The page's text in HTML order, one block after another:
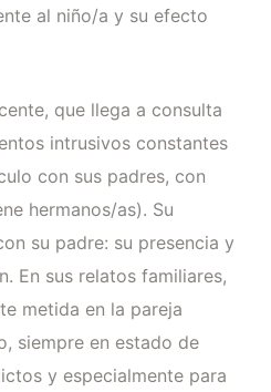
al niño/a y su efecto
que llega a consulta
intrusivos constantes
con sus padres, con
hermanos/as). Su
su padre: su presencia y
En sus relatos familiares,
metida en la pareja
siempre en estado de
y especialmente para